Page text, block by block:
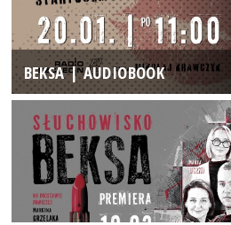
BEKSA | AUDIOBOOK